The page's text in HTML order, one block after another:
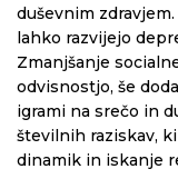
duševnim
lahko razvijejo
Zmanjšanje
odvisnostjo, še
igrami na srečo in
številnih raziskav,
dinamik in iskanje